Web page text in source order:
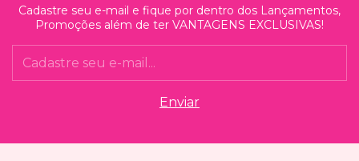
Cadastre seu e-mail e fique por dentro dos Lançamentos,
Promoções além de ter VANTAGENS EXCLUSIVAS!